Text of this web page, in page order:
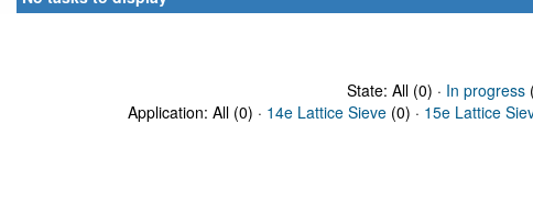
State: All (0) · In progress
Application: All (0) · 14e Lattice Sieve (0) · 15e Lattice